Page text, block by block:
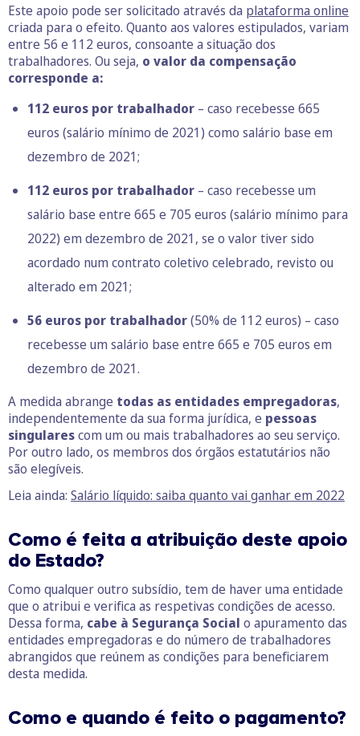
Este apoio pode ser solicitado através da plataforma online
criada para o efeito. Quanto aos valores estipulados, variam
entre 56 e 112 euros, consoante a situação dos
trabalhadores. Ou seja, o valor da compensação
corresponde a:
112 euros por trabalhador – caso recebesse 665
euros (salário mínimo de 2021) como salário base em
dezembro de 2021;
112 euros por trabalhador – caso recebesse um
salário base entre 665 e 705 euros (salário mínimo para
2022) em dezembro de 2021, se o valor tiver sido
acordado num contrato coletivo celebrado, revisto ou
alterado em 2021;
56 euros por trabalhador(50% de 112 euros) – caso
recebesse um salário base entre 665 e 705 euros em
dezembro de 2021.
A medida abrange todas as entidades empregadoras,
independentemente da sua forma jurídica, e pessoas
singularescom um ou mais trabalhadores ao seu serviço.
Por outro lado, os membros dos órgãos estatutários não
são elegíveis.
Leia ainda: Salário líquido: saiba quanto vai ganhar em 2022
Como é feita a atribuição deste apoio
do Estado?
Como qualquer outro subsídio, tem de haver uma entidade
que o atribui e verifica as respetivas condições de acesso.
Dessa forma, cabe à Segurança Social o apuramento das
entidades empregadoras e do número de trabalhadores
abrangidos que reúnem as condições para beneficiarem
desta medida.
Como e quando é feito o pagamento?